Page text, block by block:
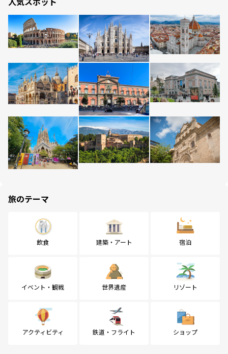
旅のテーマ
飲食 建築・アート 宿泊
イベント・観戦 世界遺産 リゾート
アクティビティ 鉄道・フライト ショップ